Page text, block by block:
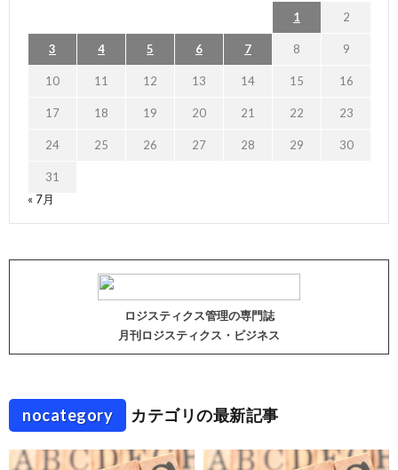
1 2
3 4 5 6 7 8 9
10 11 12 13 14 15 16
17 18 19 20 21 22 23
24 25 26 27 28 29 30
31
« 7月
ロジスティクス管理の専門誌
月刊ロジスティクス・ビジネス
nocategory カテゴリの最新記事